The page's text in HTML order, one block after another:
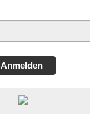
Anmelden